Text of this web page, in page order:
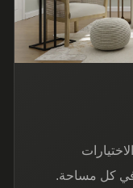
في كل مساحة.